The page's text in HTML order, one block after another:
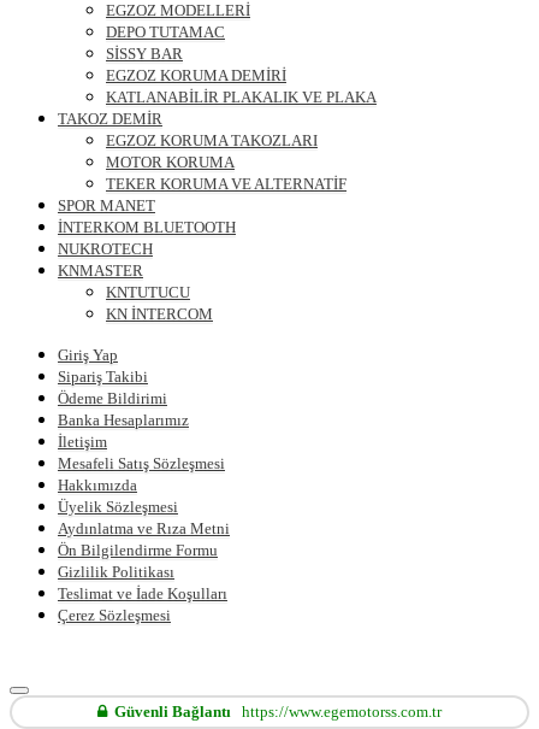
EGZOZ MODELLERİ
DEPO TUTAMAC
SİSSY BAR
EGZOZ KORUMA DEMİRİ
KATLANABİLİR PLAKALIK VE PLAKA
TAKOZ DEMİR
EGZOZ KORUMA TAKOZLARI
MOTOR KORUMA
TEKER KORUMA VE ALTERNATİF
SPOR MANET
İNTERKOM BLUETOOTH
NUKROTECH
KNMASTER
KNTUTUCU
KN İNTERCOM
Giriş Yap
Sipariş Takibi
Ödeme Bildirimi
Banka Hesaplarımız
İletişim
Mesafeli Satış Sözleşmesi
Hakkımızda
Üyelik Sözleşmesi
Aydınlatma ve Rıza Metni
Ön Bilgilendirme Formu
Gizlilik Politikası
Teslimat ve İade Koşulları
Çerez Sözleşmesi
Güvenli Bağlantı https://www.egemotorss.com.tr